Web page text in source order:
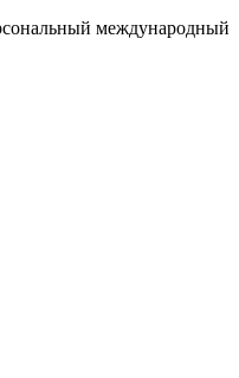
международный